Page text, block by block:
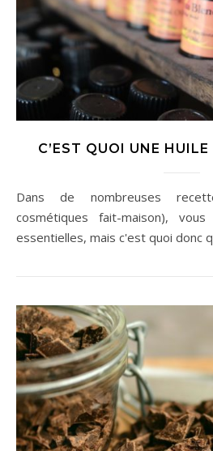
C’EST QUOI UNE
Dans de nombreuses recettes (notamment des
cosmétiques fait-maison),
essentielles, mais c'est quoi donc